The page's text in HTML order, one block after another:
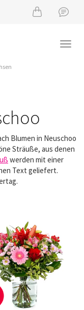
Blumen in Neuschoo
Sträuße, aus denen
werden mit einer
Text geliefert.